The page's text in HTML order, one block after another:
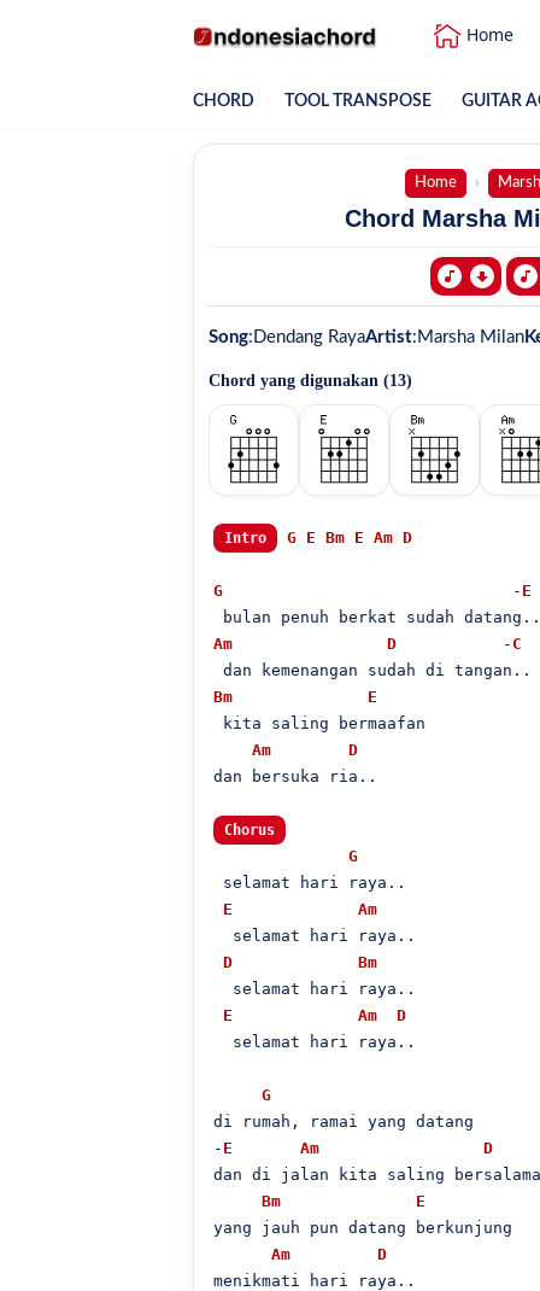
Home
CHORD TOOL TRANSPOSE GUITAR
Home
Chord Marsha
Song: Dendang RayaArtist: Marsha Milan
Chord yang digunakan (13)
Intro G E Bm E Am D
G
                              -
E
Am D
           -
C
Bm
E
kita saling bermaafan
Am
D
dan bersuka ria..
Chorus
G
selamat hari raya..
E
Am
  selamat hari raya..
D
Bm
  selamat hari raya..
E
Am
D
  selamat hari raya..
G
di rumah, ramai yang datang
- E Am
D
dan di jalan kita saling
Bm
E
yang jauh pun datang berkunjung
Am
D
menikmati hari raya..